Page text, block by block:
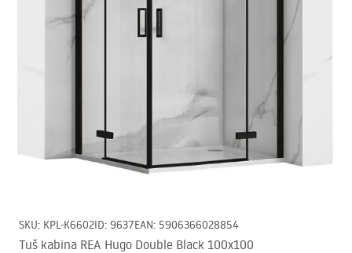
SKU: KPL-K6602ID: 9637EAN: 5906366028854
Tuš kabina REA Hugo Double Black 100x100